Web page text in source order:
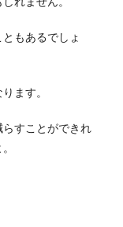
もあるでしょ
ます。
すことができれ